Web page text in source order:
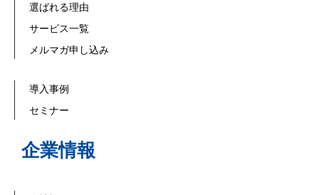
選ばれる理由
サービス一覧
メルマガ申し込み
導入事例
セミナー
企業情報